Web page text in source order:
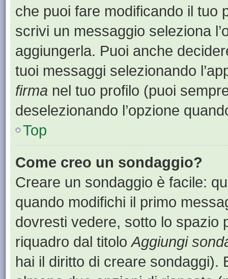
che puoi fare modificando il tuo
scrivi un messaggio seleziona
aggiungerla. Puoi anche
tuoi messaggi selezionando
firma nel tuo profilo (puoi
deselezionando l’opzione
Top
Come creo un sondaggio?
Creare un sondaggio è facile:
quando modifichi il primo
dovresti vedere, sotto lo spazio
riquadro dal titoloAggiungi
hai il diritto di creare sondaggi).